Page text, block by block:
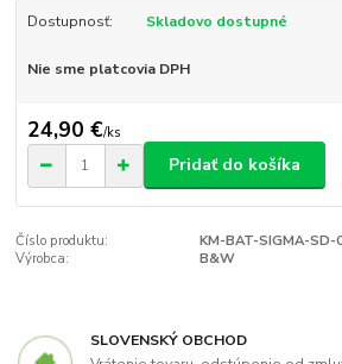
Dostupnosť: Skladovo dostupné
Nie sme platcovia DPH
24,90 €/ks
Pridať do košíka
Číslo produktu:
KM-BAT-SIGMA-SD-
Výrobca:
B&W
SLOVENSKÝ OBCHOD